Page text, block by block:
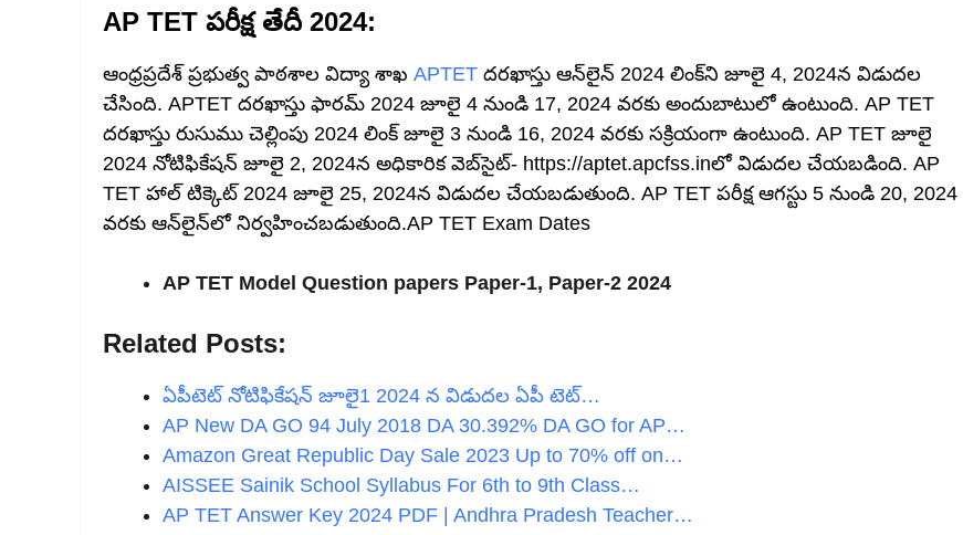
AP TET పరీక్ష తేదీ 2024:
ఆంధ్రప్రదేశ్ ప్రభుత్వ పాఠశాల విద్యా శాఖ APTET దరఖాస్తు ఆన్‌లైన్ 2024 లింక్‌ని జూలై 4, 2024న విడుదల
చేసింది. APTET దరఖాస్తు ఫారమ్ 2024 జూలై 4 నుండి 17, 2024 వరకు అందుబాటులో ఉంటుంది. AP TET
దరఖాస్తు రుసుము చెల్లింపు 2024 లింక్ జూలై 3 నుండి 16, 2024 వరకు సక్రియంగా ఉంటుంది. AP TET జూలై
2024 నోటిఫికేషన్ జూలై 2, 2024న అధికారిక వెబ్‌సైట్- https://aptet.apcfss.inలో విడుదల చేయబడింది. AP
TET హాల్ టిక్కెట్ 2024 జూలై 25, 2024న విడుదల చేయబడుతుంది. AP TET పరీక్ష ఆగస్టు 5 నుండి 20, 2024
వరకు ఆన్‌లైన్‌లో నిర్వహించబడుతుంది.AP TET Exam Dates
AP TET Model Question papers Paper-1, Paper-2 2024
Related Posts:
ఏపీటెట్ నోటిఫికేషన్ జూలై1 2024 న విడుదల ఏపీ టెట్…
AP New DA GO 94 July 2018 DA 30.392% DA GO for AP…
Amazon Great Republic Day Sale 2023 Up to 70% off on…
AISSEE Sainik School Syllabus For 6th to 9th Class…
AP TET Answer Key 2024 PDF | Andhra Pradesh Teacher…